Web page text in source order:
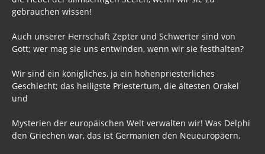
Gästebuch
gebrauchen wissen!
Auch unserer Herrschaft Zepter und Schwerter sind von
Gott; wer mag sie uns entwinden, wenn wir sie festhalten?
Wir sind ein königliches, ja ein hohenpriesterliches
Geschlecht; das heiligste Priestertum, die ältesten Orakel
und
Mysterien der europäischen Welt verwalten wir! Was Delphi
den Griechen war, das ist Germanien den Neueuropäern,